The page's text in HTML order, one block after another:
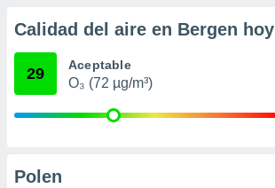
e
mediante
publicidad
Calidad del aire en Bergen hoy
29 Aceptable
O₃ (72 µg/m³)
Polen